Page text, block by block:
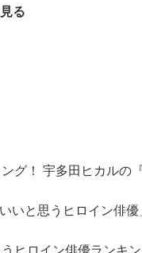
る
グ！ 宇多田ヒカルの
いと思うヒロイン俳
ヒロイン俳優ランキ